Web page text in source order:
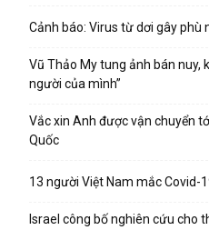
Cảnh báo: Virus từ dơi gây phù
Vũ Thảo My tung ảnh bán nuy,
người của mình”
Vắc xin Anh được vận chuyển
Quốc
13 người Việt Nam mắc Covid-
Israel công bố nghiên cứu cho